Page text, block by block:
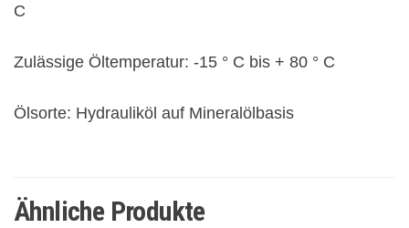
C
Zulässige Öltemperatur: -15 ° C bis + 80 ° C
Ölsorte: Hydrauliköl auf Mineralölbasis
Ähnliche Produkte